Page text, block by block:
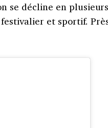
se décline en
et sportif.